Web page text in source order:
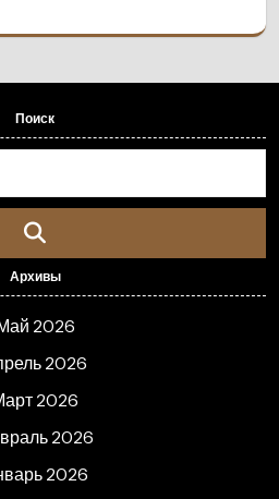
Поиск
Архивы
2026
2026
2026
2026
2026